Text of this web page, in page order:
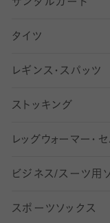
足袋ソックス・
無地・プレーン
柄ソックス・靴下
スニーカー（く
アンクル・ショー
クルーソックス
ハイソックス
フットカバー・
フットカバー・
フットカバー・
サンダルガード
タイツ
30デニール以下
31〜40デニー
41〜60デニー
61〜80デニー
81 〜110デニー
レギンス・スパッツ
柄レギンス
無地レギンス
レギンスパンツ
マタニティレギン
ストッキング
伝線しにくいス
ショートストッ
結婚式用ストッ
レッ グ ウォー マー ・ セ
ビジネス/スーツ用
匠シリーズ
スポーツソックス